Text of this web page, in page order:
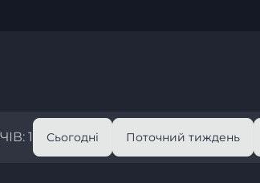
1 Сьогодні Поточний тиждень